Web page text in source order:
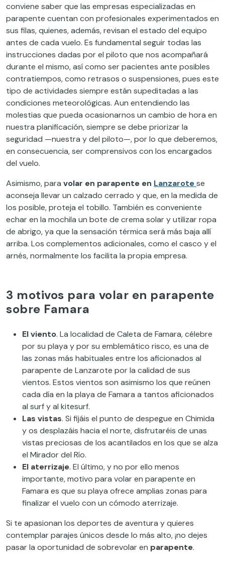
conviene saber que las empresas especializadas en
parapente cuentan con profesionales experimentados en
sus filas, quienes, además, revisan el estado del equipo
antes de cada vuelo. Es fundamental seguir todas las
instrucciones dadas por el piloto que nos acompañará
durante el mismo, así como ser pacientes ante posibles
contratiempos, como retrasos o suspensiones, pues este
tipo de actividades siempre están supeditadas a las
condiciones meteorológicas. Aun entendiendo las
molestias que pueda ocasionarnos un cambio de hora en
nuestra planificación, siempre se debe priorizar la
seguridad —nuestra y del piloto—, por lo que deberemos,
en consecuencia, ser comprensivos con los encargados
del vuelo.
Asimismo, para volar en parapente en Lanzarotese
aconseja llevar un calzado cerrado y que, en la medida de
los posible, proteja el tobillo. También es conveniente
echar en la mochila un bote de crema solar y utilizar ropa
de abrigo, ya que la sensación térmica será más baja allí
arriba. Los complementos adicionales, como el casco y el
arnés, normalmente los facilita la propia empresa.
3 motivos para volar en parapente
sobre Famara
El viento. La localidad de Caleta de Famara, célebre
por su playa y por su emblemático risco, es una de
las zonas más habituales entre los aficionados al
parapente de Lanzarote por la calidad de sus
vientos. Estos vientos son asimismo los que reúnen
cada día en la playa de Famara a tantos aficionados
al surf y al kitesurf.
Las vistas. Si fijáis el punto de despegue en Chimida
y os desplazáis hacia el norte, disfrutaréis de unas
vistas preciosas de los acantilados en los que se alza
el Mirador del Río.
El aterrizaje. El último, y no por ello menos
importante, motivo para volar en parapente en
Famara es que su playa ofrece amplias zonas para
finalizar el vuelo con un cómodo aterrizaje.
Si te apasionan los deportes de aventura y quieres
contemplar parajes únicos desde lo más alto, ¡no dejes
pasar la oportunidad de sobrevolar en parapente.